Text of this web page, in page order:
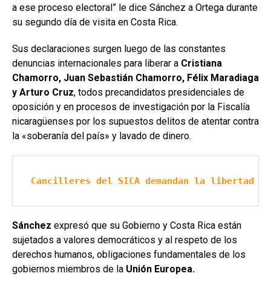
a ese proceso electoral” le dice Sánchez a Ortega durante
su segundo día de visita en Costa Rica.
Sus declaraciones surgen luego de las constantes
denuncias internacionales para liberar a Cristiana
Chamorro, Juan Sebastián Chamorro, Félix Maradiaga
y Arturo Cruz, todos precandidatos presidenciales de
oposición y en procesos de investigación por la Fiscalía
nicaragüenses por los supuestos delitos de atentar contra
la «soberanía del país» y lavado de dinero.
Cancilleres del SICA demandan la libertad
Sánchez expresó que su Gobierno y Costa Rica están
sujetados a valores democráticos y al respeto de los
derechos humanos, obligaciones fundamentales de los
gobiernos miembros de la Unión Europea.